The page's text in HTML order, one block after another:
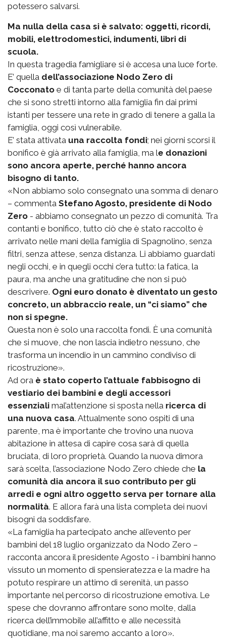
potessero salvarsi.
Ma nulla della casa si è salvato: oggetti, ricordi,
mobili, elettrodomestici, indumenti, libri di
scuola.
In questa tragedia famigliare si è accesa una luce forte.
E’ quella dell’associazione Nodo Zero di
Cocconato e di tanta parte della comunità del paese
che si sono stretti intorno alla famiglia fin dai primi
istanti per tessere una rete in grado di tenere a galla la
famiglia, oggi così vulnerabile.
E’ stata attivata una raccolta fondi; nei giorni scorsi il
bonifico è già arrivato alla famiglia, ma le donazioni
sono ancora aperte, perché hanno ancora
bisogno di tanto.
«Non abbiamo solo consegnato una somma di denaro
– commenta Stefano Agosto, presidente di Nodo
Zero - abbiamo consegnato un pezzo di comunità. Tra
contanti e bonifico, tutto ciò che è stato raccolto è
arrivato nelle mani della famiglia di Spagnolino, senza
filtri, senza attese, senza distanza. Li abbiamo guardati
negli occhi, e in quegli occhi c’era tutto: la fatica, la
paura, ma anche una gratitudine che non si può
descrivere. Ogni euro donato è diventato un gesto
concreto, un abbraccio reale, un “ci siamo” che
non si spegne.
Questa non è solo una raccolta fondi. È una comunità
che si muove, che non lascia indietro nessuno, che
trasforma un incendio in un cammino condiviso di
ricostruzione».
Ad ora è stato coperto l’attuale fabbisogno di
vestiario dei bambini e degli accessori
essenziali mal’attenzione si sposta nella ricerca di
una nuova casa. Attualmente sono ospiti di una
parente, ma è importante che trovino una nuova
abitazione in attesa di capire cosa sarà di quella
bruciata, di loro proprietà. Quando la nuova dimora
sarà scelta, l’associazione Nodo Zero chiede che la
comunità dia ancora il suo contributo per gli
arredi e ogni altro oggetto serva per tornare alla
normalità. E allora farà una lista completa dei nuovi
bisogni da soddisfare.
«La famiglia ha partecipato anche all’evento per
bambini del 18 luglio organizzato da Nodo Zero –
racconta ancora il presidente Agosto - i bambini hanno
vissuto un momento di spensieratezza e la madre ha
potuto respirare un attimo di serenità, un passo
importante nel percorso di ricostruzione emotiva. Le
spese che dovranno affrontare sono molte, dalla
ricerca dell’immobile all’affitto e alle necessità
quotidiane, ma noi saremo accanto a loro».